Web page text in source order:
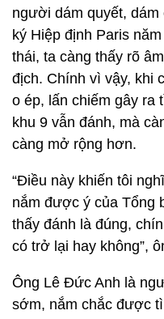
người dám quyết, dám
ký Hiệp định Paris
thái, ta càng thấy rõ
địch. Chính vì vậy, khi
o ép, lấn chiếm gây ra
khu 9 vẫn đánh, mà
càng mở rộng hơn.
“Điều này khiến tôi
nắm được ý của Tổng
thấy đánh là đúng,
có trở lại hay không”,
Ông Lê Đức Anh là
sớm, nắm chắc được